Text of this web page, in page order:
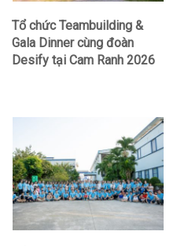
Tổ chức Teambuilding &
Gala Dinner cùng đoàn
Desify tại Cam Ranh 2026